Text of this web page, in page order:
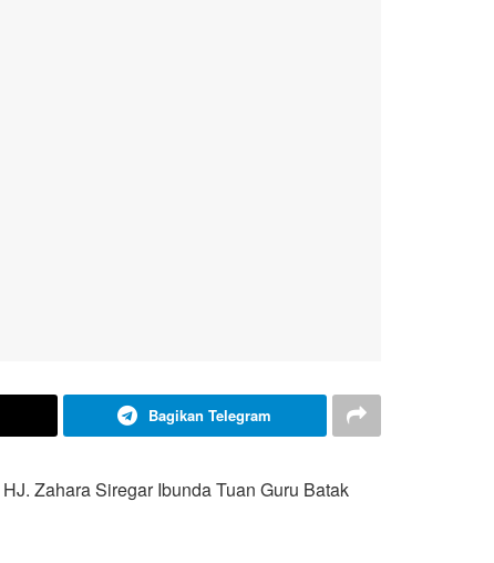
Bagikan Telegram
Zahara Siregar Ibunda Tuan Guru Batak